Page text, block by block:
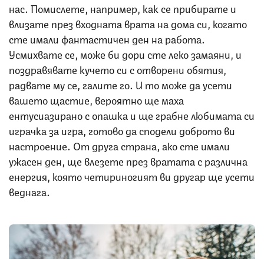
нас. Помислете, например, как се прибирате и
влизате през входната врата на дома си, когато
сте имали фантастичен ден на работа.
Усмихвате се, може би дори сте леко замаяни, и
поздравявате кучето си с отворени обятия,
радвате му се, галите го. И то може да усети
вашето щастие, вероятно ще маха
ентусиазирано с опашка и ще грабне любимата си
играчка за игра, готово да сподели доброто ви
настроение. От друга страна, ако сте имали
ужасен ден, ще влезете през вратата с различна
енергия, която четириногият ви другар ще усети
веднага.